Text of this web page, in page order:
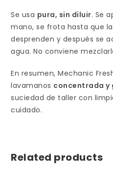
Se usa pura, sin diluir. Se
mano, se frota hasta que
desprenden y después se
agua. No conviene
En resumen, Mechanic
lavamanos concentrada y
suciedad de taller con
cuidado.
Related products